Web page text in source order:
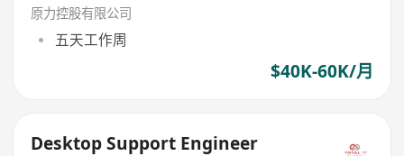
原力控股有限公司
五天工作周
$40K-60K/月
Desktop Support Engineer